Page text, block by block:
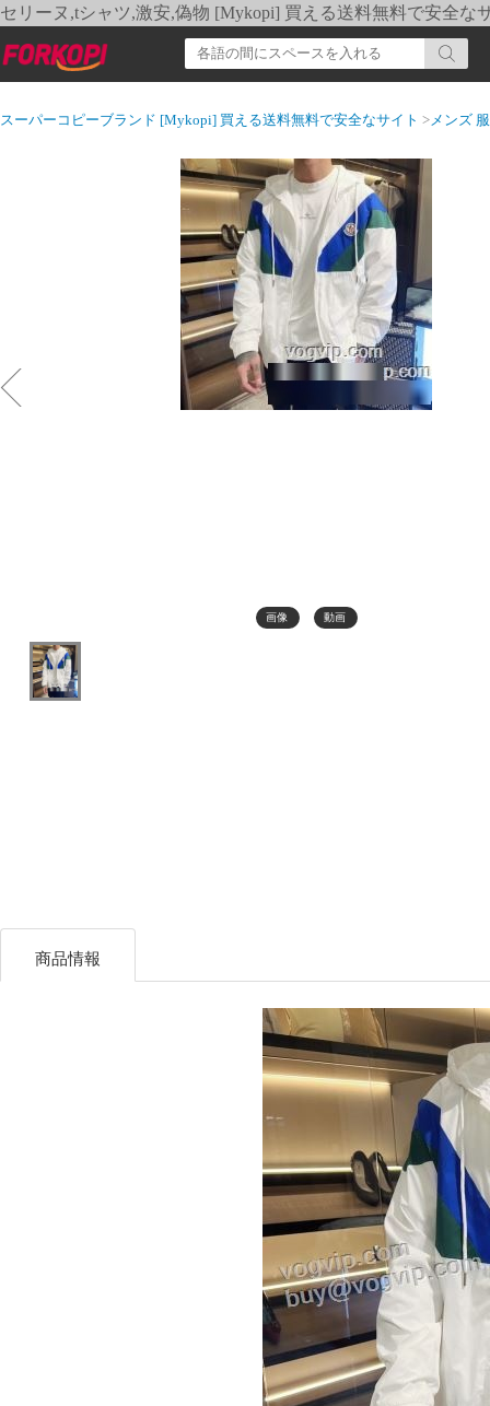
セリーヌ,tシャツ,激安,偽物 [Mykopi] 買える送料無料で安全な
スーパーコピーブランド [Mykopi] 買える送料無料で安全なサイト >メンズ 服
画像 動画
商品情報